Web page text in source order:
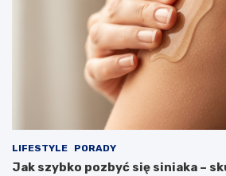
LIFESTYLE PORADY
Jak szybko pozbyć się siniaka –